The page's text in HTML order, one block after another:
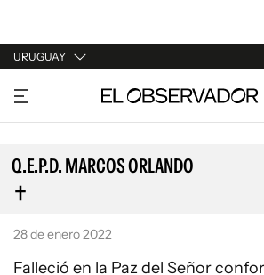
URUGUAY
URUGUAY
ARGENTINA
ESPAÑA
ESTADOS UNIDOS
Q.E.P.D. MARCOS ORLANDO
28 de enero 2022
Falleció en la Paz del Señor